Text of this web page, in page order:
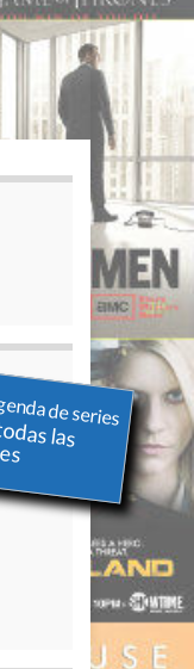
las